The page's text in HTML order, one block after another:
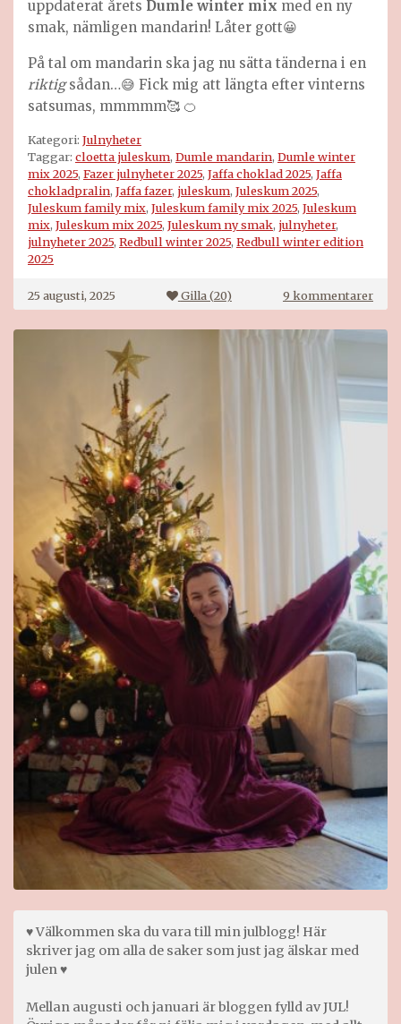
uppdaterat årets Dumle winter mix med en ny
smak, nämligen mandarin! Låter gott😀
På tal om mandarin ska jag nu sätta tänderna i en
riktigsådan…😅 Fick mig att längta efter vinterns
satsumas, mmmmm🥰 🍊
Kategori: Julnyheter
Taggar: cloetta juleskum, Dumle mandarin, Dumle winter
mix 2025, Fazer julnyheter 2025, Jaffa choklad 2025, Jaffa
chokladpralin, Jaffa fazer, juleskum, Juleskum 2025,
Juleskum family mix, Juleskum family mix 2025, Juleskum
mix, Juleskum mix 2025, Juleskum ny smak, julnyheter,
julnyheter 2025, Redbull winter 2025, Redbull winter edition
2025
25 augusti, 2025 Gilla (20) 9 kommentarertill
2025
♥ Välkommen ska du vara till min julblogg! Här
skriver jag om alla de saker som just jag älskar med
julen ♥
Mellan augusti och januari är bloggen fylld av JUL!